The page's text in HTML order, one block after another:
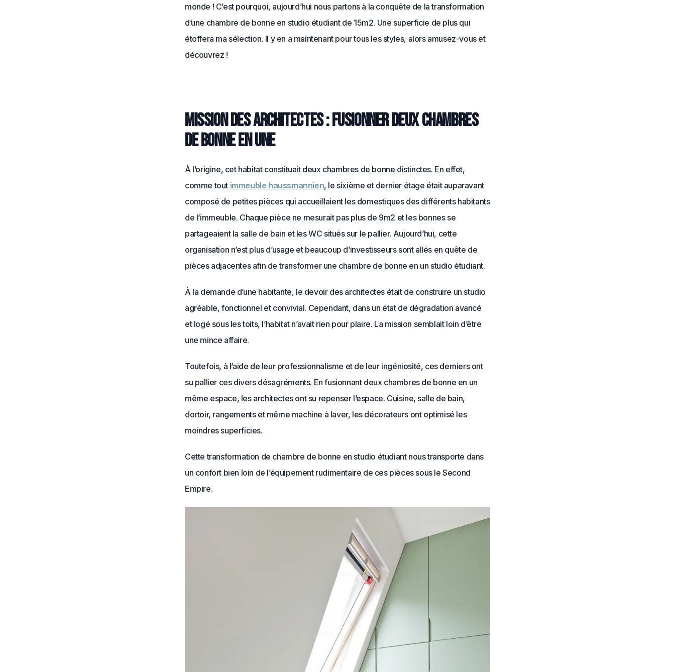
monde ! C’est pourquoi, aujourd’hui nous partons à la conquête de la transformation
d’une chambre de bonne en studio étudiant de 15m2. Une superficie de plus qui
étoffera ma sélection. Il y en a maintenant pour tous les styles, alors amusez-vous et
découvrez !
Mission des architectes : fusionner deux chambres
de bonne en une
À l’origine, cet habitat constituait deux chambres de bonne distinctes. En effet,
comme tout immeuble haussmannien, le sixième et dernier étage était auparavant
composé de petites pièces qui accueillaient les domestiques des différents habitants
de l’immeuble. Chaque pièce ne mesurait pas plus de 9m2 et les bonnes se
partageaient la salle de bain et les WC situés sur le pallier. Aujourd’hui, cette
organisation n’est plus d’usage et beaucoup d’investisseurs sont allés en quête de
pièces adjacentes afin de transformer une chambre de bonne en un studio étudiant.
À la demande d’une habitante, le devoir des architectes était de construire un studio
agréable, fonctionnel et convivial. Cependant, dans un état de dégradation avancé
et logé sous les toits, l’habitat n’avait rien pour plaire. La mission semblait loin d’être
une mince affaire.
Toutefois, à l’aide de leur professionnalisme et de leur ingéniosité, ces derniers ont
su pallier ces divers désagréments. En fusionnant deux chambres de bonne en un
même espace, les architectes ont su repenser l’espace. Cuisine, salle de bain,
dortoir, rangements et même machine à laver, les décorateurs ont optimisé les
moindres superficies.
Cette transformation de chambre de bonne en studio étudiant nous transporte dans
un confort bien loin de l’équipement rudimentaire de ces pièces sous le Second
Empire.